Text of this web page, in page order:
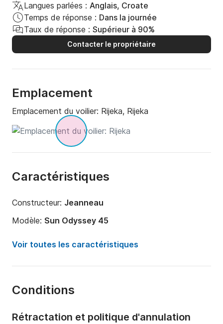
Langues parlées : Anglais, Croate
Temps de réponse : Dans la journée
Taux de réponse : Supérieur à 90%
Contacter le propriétaire
Emplacement
Emplacement du voilier: Rijeka, Rijeka
Caractéristiques
Constructeur: Jeanneau
Modèle: Sun Odyssey 45
Année:
2007 (Rénové en 2019)
Nombre de couchages:
Nombre de salles de bains:
Voir toutes les caractéristiques
Conditions
Rétractation et politique d'annulation